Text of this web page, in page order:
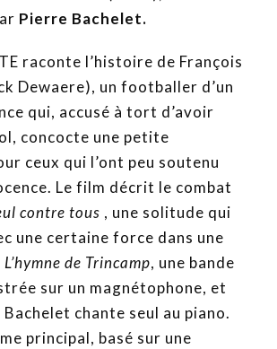
Pierre Bachelet.
raconte l’histoire de François
Dewaere), un footballer d’un
qui, accusé à tort d’avoir
concocte une petite
ceux qui l’ont peu soutenu
Le film décrit le combat
contre tous , une solitude qui
une certaine force dans une
L’hymne de Trincamp, une bande
sur un magnétophone, et
chante seul au piano.
principal, basé sur une